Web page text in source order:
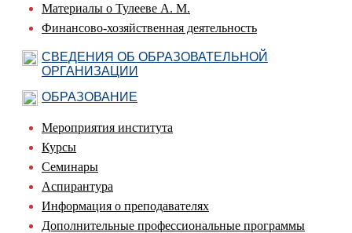
Материалы о Тулееве А. М.
Финансово-хозяйственная деятельность
СВЕДЕНИЯ ОБ ОБРАЗОВАТЕЛЬНОЙ
ОРГАНИЗАЦИИ
ОБРАЗОВАНИЕ
Мероприятия института
Курсы
Семинары
Аспирантура
Информация о преподавателях
Дополнительные профессиональные программы